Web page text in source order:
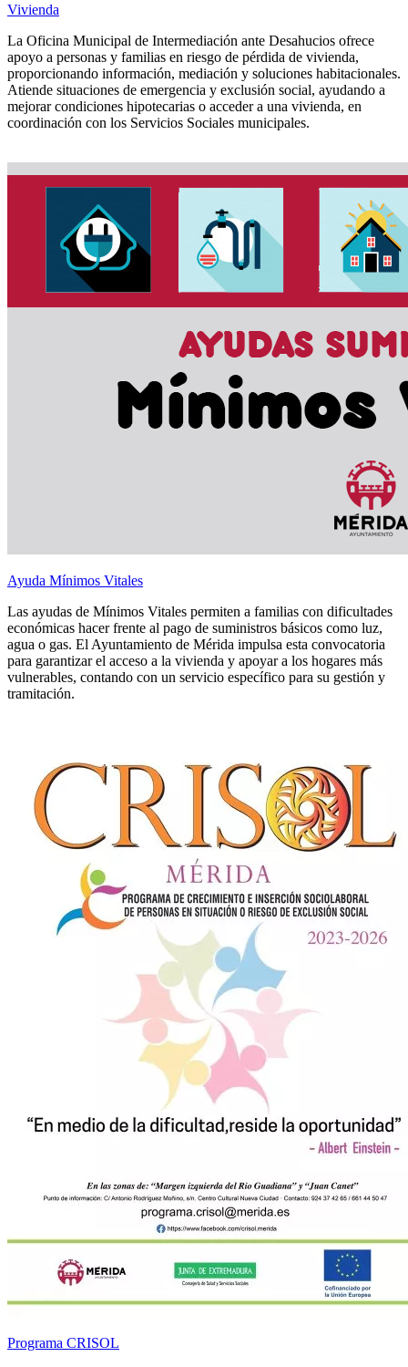
Vivienda
La Oficina Municipal de Intermediación ante Desahucios ofrece
apoyo a personas y familias en riesgo de pérdida de vivienda,
proporcionando información, mediación y soluciones habitacionales.
Atiende situaciones de emergencia y exclusión social, ayudando a
mejorar condiciones hipotecarias o acceder a una vivienda, en
coordinación con los Servicios Sociales municipales.
Ayuda Mínimos Vitales
Las ayudas de Mínimos Vitales permiten a familias con dificultades
económicas hacer frente al pago de suministros básicos como luz,
agua o gas. El Ayuntamiento de Mérida impulsa esta convocatoria
para garantizar el acceso a la vivienda y apoyar a los hogares más
vulnerables, contando con un servicio específico para su gestión y
tramitación.
Programa CRISOL